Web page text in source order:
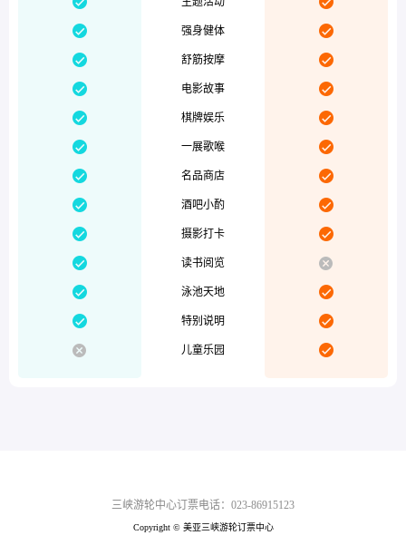












强身健体
舒筋按摩
电影故事
棋牌娱乐
一展歌喉
名品商店
酒吧小酌
摄影打卡
读书阅览
泳池天地
特别说明
儿童乐园












三峡游轮中心订票电话：023-86915123
Copyright © 美亚三峡游轮订票中心